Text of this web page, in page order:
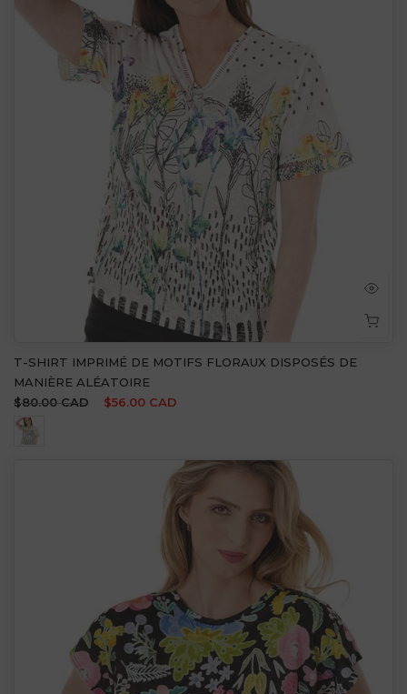
T-SHIRT IMPRIMÉ DE MOTIFS FLORAUX DISPOSÉS DE
MANIÈRE ALÉATOIRE
$80.00 CAD
$56.00 CAD